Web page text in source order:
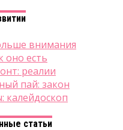
внимания
оно есть
реалии
пай: закон
калейдоскоп
статьи